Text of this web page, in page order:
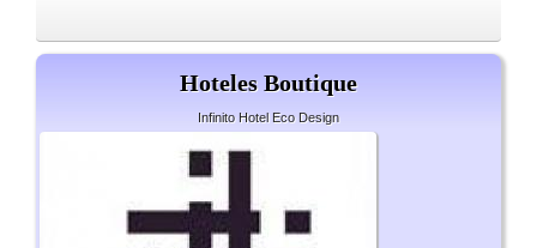
Hoteles Boutique
Infinito Hotel Eco Design